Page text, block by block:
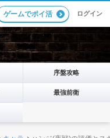
ゲームでポイ活 ログイン
序盤攻略
最強前衛